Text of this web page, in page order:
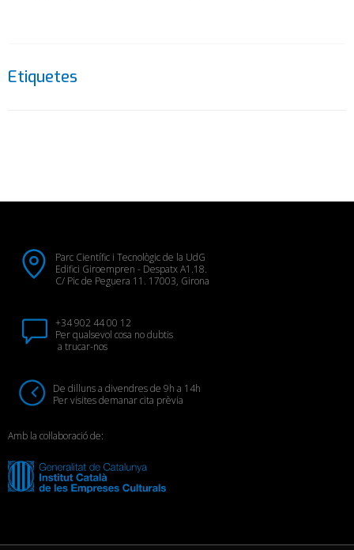
Etiquetes
Parc Científic i Tecnològic de la UdG
Edifici Giroempren - Despatx A1.18.
C/ Pic de Peguera 11. 17003, Girona
+34 902 44 00 12
Per qualsevol cosa no dubtis
a trucar-nos
De dilluns a divendres de 9h a 14h
Per visites demanar cita prèvia
Amb la col·laboració de: